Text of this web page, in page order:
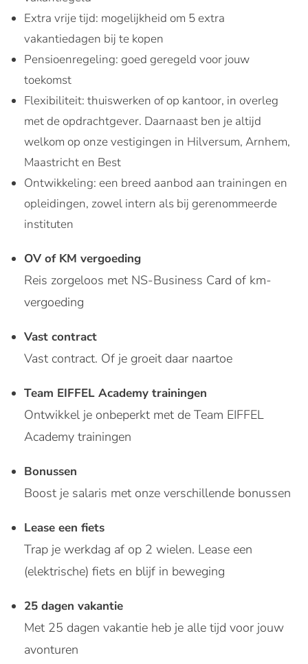
Extra vrije tijd: mogelijkheid om 5 extra
vakantiedagen bij te kopen
Pensioenregeling: goed geregeld voor jouw
toekomst
Flexibiliteit: thuiswerken of op kantoor, in overleg
met de opdrachtgever. Daarnaast ben je altijd
welkom op onze vestigingen in Hilversum, Arnhem,
Maastricht en Best
Ontwikkeling: een breed aanbod aan trainingen en
opleidingen, zowel intern als bij gerenommeerde
instituten
OV of KM vergoeding
Reis zorgeloos met NS-Business Card of km-
vergoeding
Vast contract
Vast contract. Of je groeit daar naartoe
Team EIFFEL Academy trainingen
Ontwikkel je onbeperkt met de Team EIFFEL
Academy trainingen
Bonussen
Boost je salaris met onze verschillende bonussen
Lease een fiets
Trap je werkdag af op 2 wielen. Lease een
(elektrische) fiets en blijf in beweging
25 dagen vakantie
Met 25 dagen vakantie heb je alle tijd voor jouw
avonturen